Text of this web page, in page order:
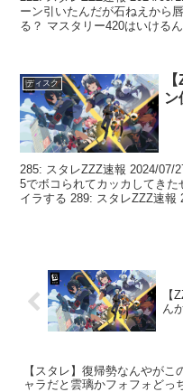
ーン引いたんだが石ねえから
る？ マスタリー420はいける
ディスク
ン
285: スタレZZZ速報 2024/07/
5でボコられてカッカしてき
イラする 289: スタレZZZ速報
【
ん
【スタレ】復帰勢なんやがこ
ャラだと雲璃かフォフォどっ